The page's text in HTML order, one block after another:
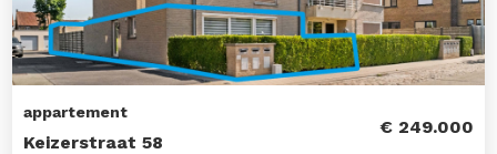
appartement
Keizerstraat 58
€ 249.000